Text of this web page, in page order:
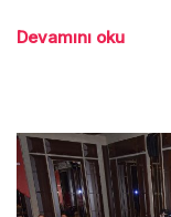
Devamını oku